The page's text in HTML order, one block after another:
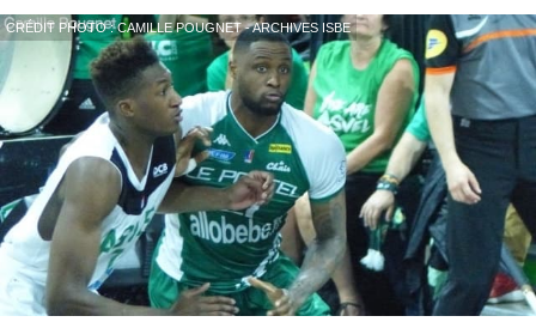
CRÉDIT PHOTO : CAMILLE POUGNET - ARCHIVES ISBE